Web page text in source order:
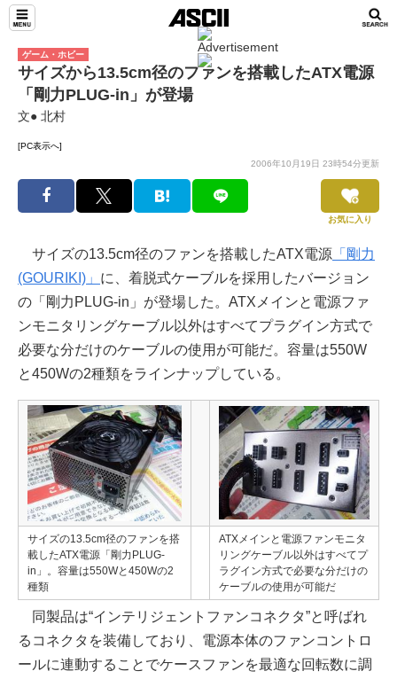
ゲーム・ホビー
サイズから13.5cm径のファンを搭載したATX電源
「剛力PLUG-in」が登場
文● 北村
[PC表示へ]
2006年10月19日 23時54分更新
お気に入り
サイズの13.5cm径のファンを搭載したATX電源 「剛力
(GOURIKI)」 に、着脱式ケーブルを採用したバージョン
の「剛力PLUG-in」が登場した。ATXメインと電源ファ
ンモニタリングケーブル以外はすべてプラグイン方式で
必要な分だけのケーブルの使用が可能だ。容量は550W
と450Wの2種類をラインナップしている。
サイズの13.5cm径のファンを搭
載したATX電源「剛力PLUG-
in」。容量は550Wと450Wの2
種類
ATXメインと電源ファンモニタ
リングケーブル以外はすべてプ
ラグイン方式で必要な分だけの
ケーブルの使用が可能だ
同製品は“インテリジェントファンコネクタ”と呼ばれ
るコネクタを装備しており、電源本体のファンコントロ
ールに連動することでケースファンを最適な回転数に調